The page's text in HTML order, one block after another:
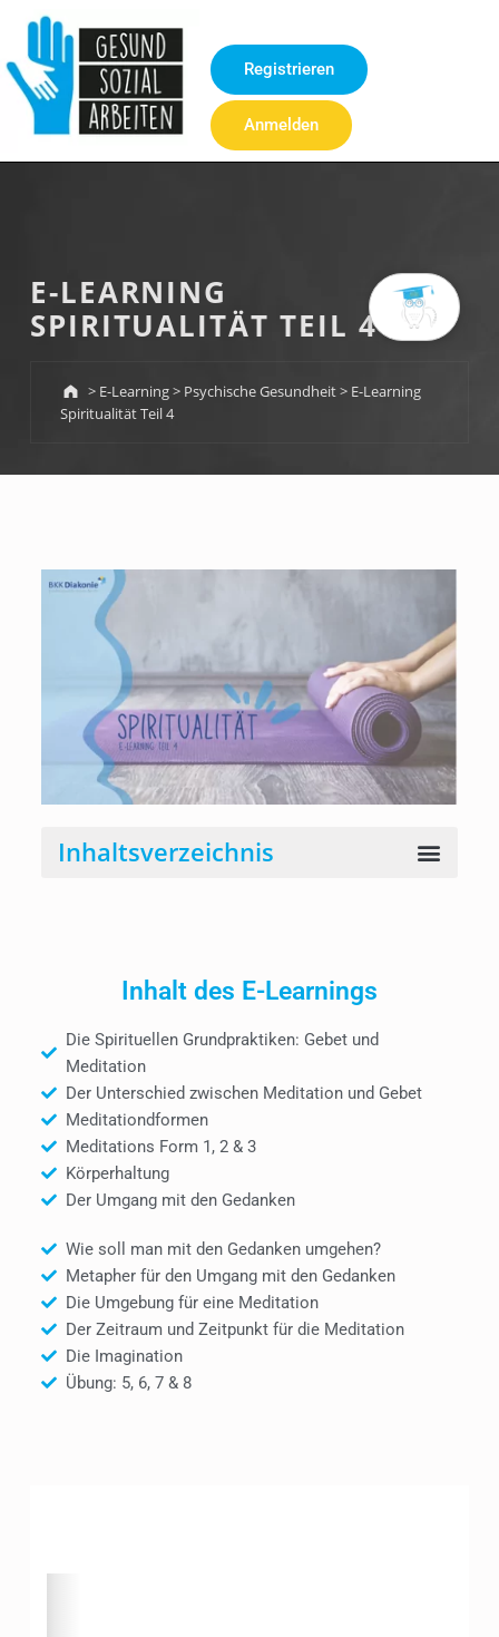
springen
Registrieren
Anmelden
E-LEARNING
SPIRITUALITÄT TEIL 4
> E-Learning> Psychische Gesundheit> E-Learning
Spiritualität Teil 4
E
U
A
L
T
Ä
T
T
E
Inhalts­verzeichnis
Inhalt des E-Learnings
Die Spirituellen Grundpraktiken: Gebet und
Meditation
Der Unterschied zwischen Meditation und Gebet
Meditationdformen
Meditations Form 1, 2 & 3
Körperhaltung
Der Umgang mit den Gedanken
Wie soll man mit den Gedanken umgehen?
Metapher für den Umgang mit den Gedanken
Die Umgebung für eine Meditation
Der Zeitraum und Zeitpunkt für die Meditation
Die Imagination
Übung: 5, 6, 7 & 8